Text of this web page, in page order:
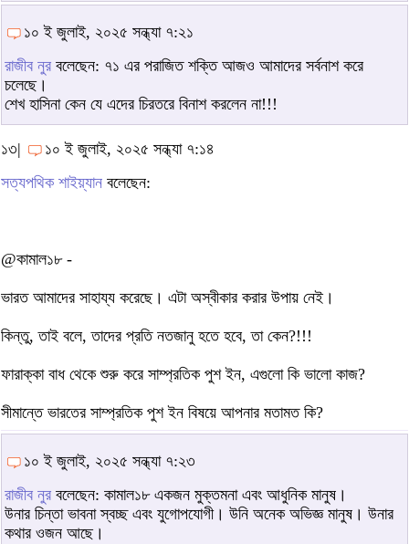
১০ ই জুলাই, ২০২৫ সন্ধ্যা ৭:২১
রাজীব নুর বলেছেন: ৭১ এর পরাজিত শক্তি আজও আমাদের সর্বনাশ করে
চলেছে।
শেখ হাসিনা কেন যে এদের চিরতরে বিনাশ করলেন না!!!
১৩|
১০ ই জুলাই, ২০২৫ সন্ধ্যা ৭:১৪
সত্যপথিক শাইয়্যান বলেছেন:
@কামাল১৮ -
ভারত আমাদের সাহায্য করেছে। এটা অস্বীকার করার উপায় নেই।
কিন্তু, তাই বলে, তাদের প্রতি নতজানু হতে হবে, তা কেন?!!!
ফারাক্কা বাধ থেকে শুরু করে সাম্প্রতিক পুশ ইন, এগুলো কি ভালো কাজ?
সীমান্তে ভারতের সাম্প্রতিক পুশ ইন বিষয়ে আপনার মতামত কি?
১০ ই জুলাই, ২০২৫ সন্ধ্যা ৭:২৩
রাজীব নুর বলেছেন: কামাল১৮ একজন মুক্তমনা এবং আধুনিক মানুষ।
উনার চিন্তা ভাবনা স্বচ্ছ এবং যুগোপযোগী। উনি অনেক অভিজ্ঞ মানুষ। উনার
কথার ওজন আছে।